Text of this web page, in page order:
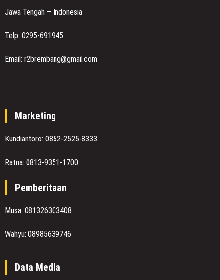
Jawa Tengah – Indonesia
Telp. 0295-691945
Email: r2brembang@gmail.com
Marketing
Kundiantoro: 0852-2525-8333
Ratna: 0813-9351-1700
Pemberitaan
Musa: 081326303408
Wahyu: 08985639746
Data Media